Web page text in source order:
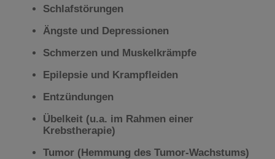
Schlafstörungen
Ängste und Depressionen
Schmerzen und Muskelkrämpfe
Epilepsie und Krampfleiden
Entzündungen
Übelkeit (u.a. im Rahmen einer
Krebstherapie)
Tumor (Hemmung des Tumor-Wachstums)